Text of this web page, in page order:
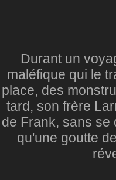
Durant un
maléfique qui le
place, des
tard, son frère
de Frank, sans se
qu'une goutte